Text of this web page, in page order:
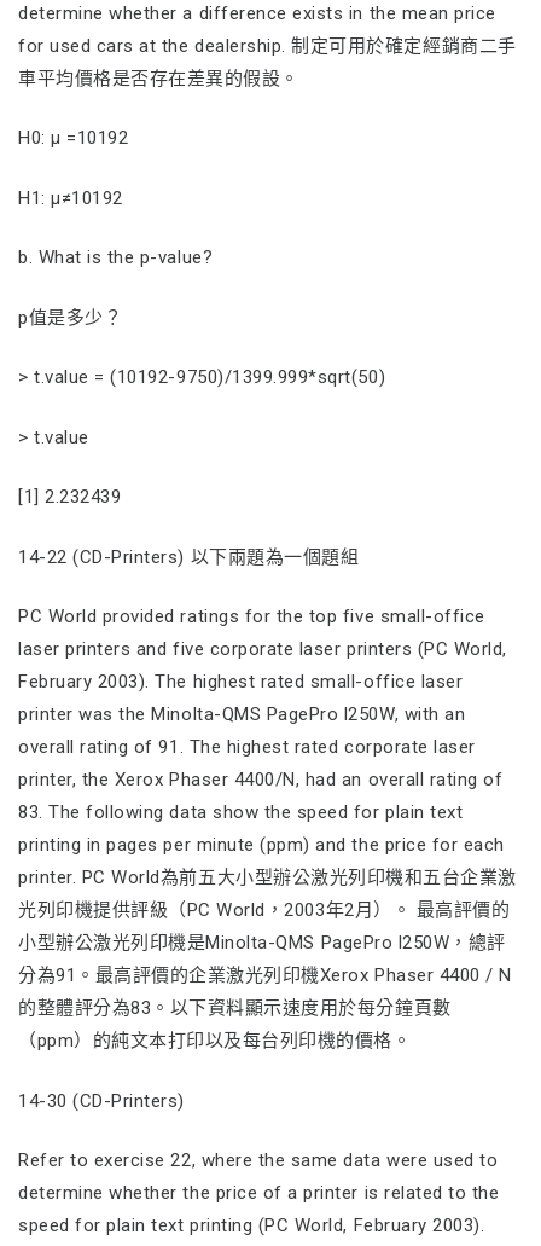
determine whether a difference exists in the mean price
for used cars at the dealership. 制定可用於確定經銷商二手
車平均價格是否存在差異的假設。
H0: µ =10192
H1: µ≠10192
b. What is the p-value?
p值是多少？
> t.value = (10192-9750)/1399.999*sqrt(50)
> t.value
[1] 2.232439
14-22 (CD-Printers) 以下兩題為一個題組
PC World provided ratings for the top five small-office
laser printers and five corporate laser printers (PC World,
February 2003). The highest rated small-office laser
printer was the Minolta-QMS PagePro l250W, with an
overall rating of 91. The highest rated corporate laser
printer, the Xerox Phaser 4400/N, had an overall rating of
83. The following data show the speed for plain text
printing in pages per minute (ppm) and the price for each
printer. PC World為前五大小型辦公激光列印機和五台企業激
光列印機提供評級（PC World，2003年2月）。 最高評價的
小型辦公激光列印機是Minolta-QMS PagePro l250W，總評
分為91。最高評價的企業激光列印機Xerox Phaser 4400 / N
的整體評分為83。以下資料顯示速度用於每分鐘頁數
（ppm）的純文本打印以及每台列印機的價格。
14-30 (CD-Printers)
Refer to exercise 22, where the same data were used to
determine whether the price of a printer is related to the
speed for plain text printing (PC World, February 2003).